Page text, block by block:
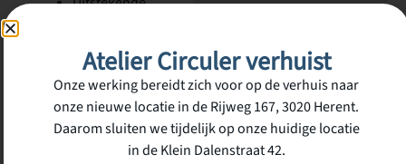
isolatie
Hoge
drukvastheid
Onbrandbaar
materiaal
Atelier Circuler verhuist
Onze werking bereidt zich voor op de verhuis naar
onze nieuwe locatie in de Rijweg 167, 3020 Herent.
Daarom sluiten we tijdelijk op onze huidige locatie
in de Klein Dalenstraat 42.